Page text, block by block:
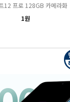
12 프로 128GB 카메라화
1원